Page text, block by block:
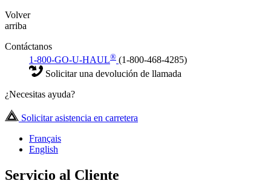
Volver
arriba
Contáctanos
1-800-GO-U-HAUL® (1-800-468-4285)
Solicitar una devolución de llamada
¿Necesitas ayuda?
Solicitar asistencia en carretera
Français
English
Servicio al Cliente